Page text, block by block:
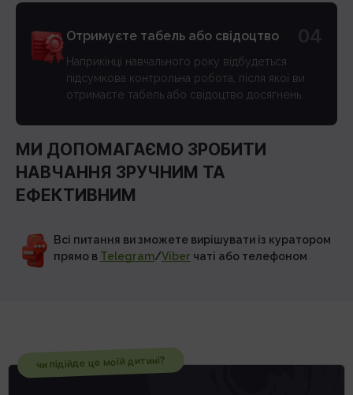
МИ ДОПОМАГАЄМО ЗРОБИТИ
НАВЧАННЯ ЗРУЧНИМ ТА
ЕФЕКТИВНИМ
Всі питання ви зможете вирішувати із куратором
прямо в Telegram/Viber чаті або телефоном
Отримуєте табель або свідоцтво
Наприкінці навчального року відбудеться
підсумкова контрольна робота, після якої ви
отримаєте табель або свідоцтво досягнень.
чи підійде це моїй дитині?